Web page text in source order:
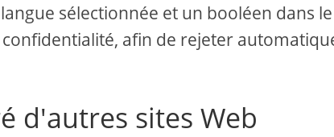
sélectionnée et un booléen dans
afin de rejeter
d'autres sites Web